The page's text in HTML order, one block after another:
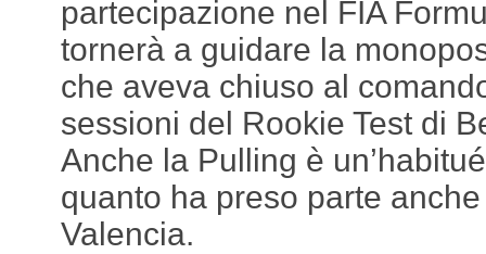
partecipazione nel FIA
tornerà a guidare la
che aveva chiuso al
sessioni del Rookie Test di
Anche la Pulling è
quanto ha preso parte anche
Valencia.